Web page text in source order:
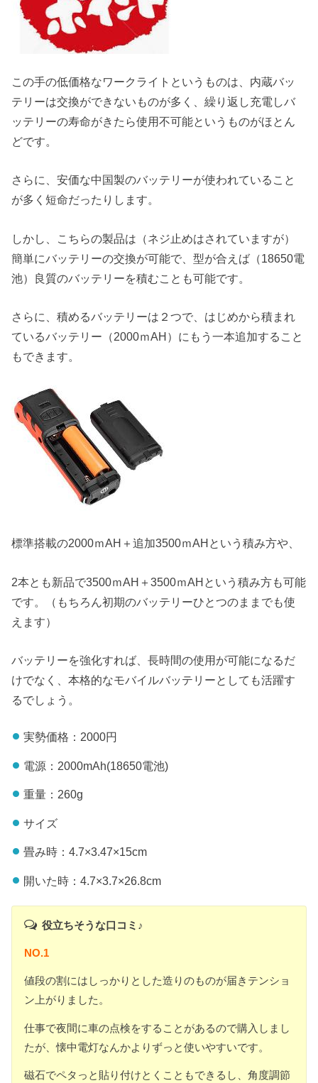
この手の低価格なワークライトというものは、内蔵バッ
テリーは交換ができないものが多く、繰り返し充電しバ
ッテリーの寿命がきたら使用不可能というものがほとん
どです。
さらに、安価な中国製のバッテリーが使われていること
が多く短命だったりします。
しかし、こちらの製品は（ネジ止めはされていますが）
簡単にバッテリーの交換が可能で、型が合えば（18650電
池）良質のバッテリーを積むことも可能です。
さらに、積めるバッテリーは２つで、はじめから積まれ
ているバッテリー（2000ｍAH）にもう一本追加すること
もできます。
標準搭載の2000ｍAH＋追加3500ｍAHという積み方や、
2本とも新品で3500ｍAH＋3500ｍAHという積み方も可能
です。（もちろん初期のバッテリーひとつのままでも使
えます）
バッテリーを強化すれば、長時間の使用が可能になるだ
けでなく、本格的なモバイルバッテリーとしても活躍す
るでしょう。
実勢価格：2000円
電源：2000mAh(18650電池)
重量：260g
サイズ
畳み時：4.7×3.47×15cm
開いた時：4.7×3.7×26.8cm
役立ちそうな口コミ♪
NO.1
値段の割にはしっかりとした造りのものが届きテンショ
ン上がりました。
仕事で夜間に車の点検をすることがあるので購入しまし
たが、懐中電灯なんかよりずっと使いやすいです。
磁石でペタっと貼り付けとくこともできるし、角度調節